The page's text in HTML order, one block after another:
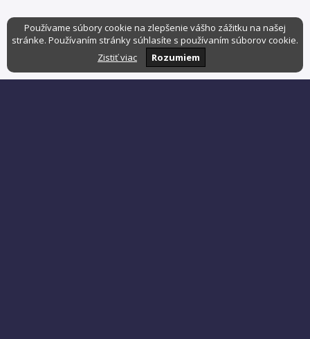
Používame súbory cookie na zlepšenie vášho zážitku na našej
stránke. Používaním stránky súhlasíte s používaním súborov cookie.
Zistiť viac
Rozumiem